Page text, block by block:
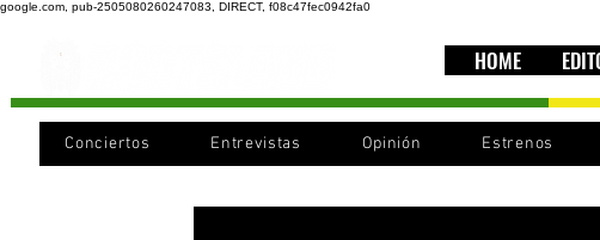
google.com, pub-2505080260247083, DIRECT, f08c47fec0942fa0
HOME
Conciertos Entrevistas Opinión Estrenos